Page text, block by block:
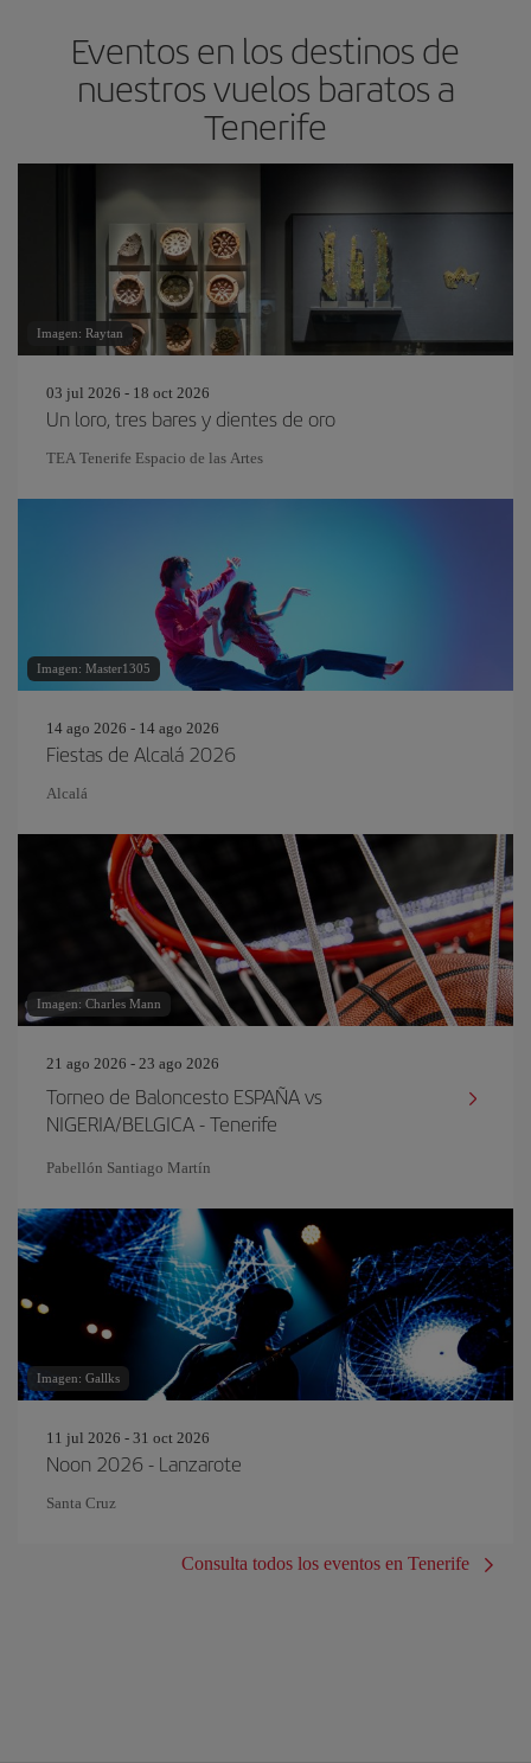
Eventos en los destinos de
nuestros vuelos baratos a
Tenerife
Imagen: Raytan
03 jul 2026 - 18 oct 2026
Un loro, tres bares y dientes de oro
TEA Tenerife Espacio de las Artes
Imagen: Master1305
14 ago 2026 - 14 ago 2026
Fiestas de Alcalá 2026
Alcalá
Imagen: Charles Mann
21 ago 2026 - 23 ago 2026
Torneo de Baloncesto ESPAÑA vs
NIGERIA/BELGICA - Tenerife
Pabellón Santiago Martín
Imagen: Gallks
11 jul 2026 - 31 oct 2026
Noon 2026 - Lanzarote
Santa Cruz
Consulta todos los eventos en Tenerife